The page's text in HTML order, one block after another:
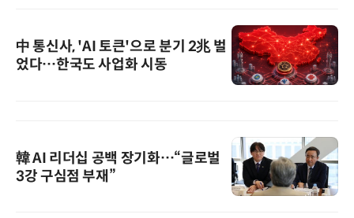
中 통신사, 'AI 토큰'으로 분기 2兆 벌
었다…한국도 사업화 시동
韓 AI 리더십 공백 장기화…“글로벌
3강 구심점 부재”